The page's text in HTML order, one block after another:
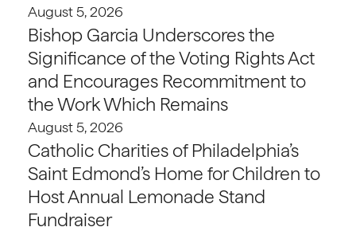
August 5, 2026
Bishop Garcia Underscores the
Significance of the Voting Rights Act
and Encourages Recommitment to
the Work Which Remains
August 5, 2026
Catholic Charities of Philadelphia’s
Saint Edmond’s Home for Children to
Host Annual Lemonade Stand
Fundraiser